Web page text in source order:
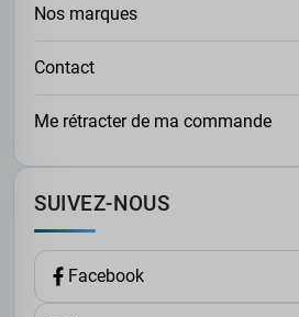
Nos marques
Contact
Me rétracter de ma commande
SUIVEZ-NOUS
Facebook